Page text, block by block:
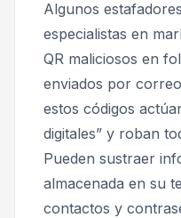
Algunos
especialistas en
QR maliciosos en
enviados por
estos códigos
digitales” y roban
Pueden sustraer
almacenada en su
contactos y